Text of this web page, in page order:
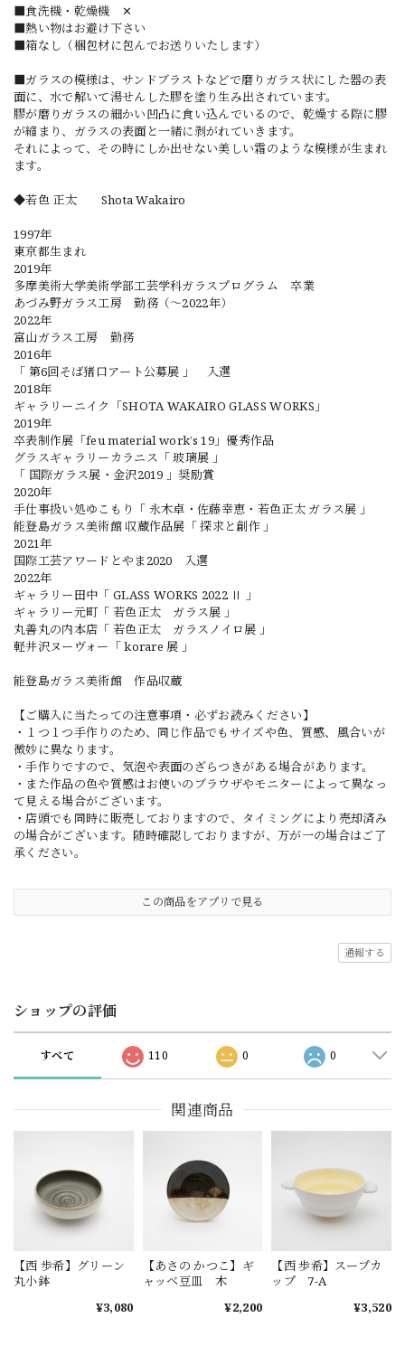
■食洗機・乾燥機 ✕
■熱い物はお避け下さい
■箱なし（梱包材に包んでお送りいたします）
■ガラスの模様は、サンドブラストなどで磨りガラス状にした器の表
面に、水で解いて湯せんした膠を塗り生み出されています。
膠が磨りガラスの細かい凹凸に食い込んでいるので、乾燥する際に膠
が縮まり、ガラスの表面と一緒に剥がれていきます。
それによって、その時にしか出せない美しい霜のような模様が生まれ
ます。
◆若色 正太 Shota Wakairo
1997年
東京都生まれ
2019年
多摩美術大学美術学部工芸学科ガラスプログラム 卒業
あづみ野ガラス工房 勤務（～2022年）
2022年
富山ガラス工房 勤務
2016年
「 第6回そば猪口アート公募展 」 入選
2018年
ギャラリーニイク「SHOTA WAKAIRO GLASS WORKS」
2019年
卒表制作展「feu material work’s 19」優秀作品
グラスギャラリーカラニス「 玻璃展 」
「 国際ガラス展・金沢2019 」奨励賞
2020年
手仕事扱い処ゆこもり「 永木卓・佐藤幸恵・若色正太 ガラス展 」
能登島ガラス美術館 収蔵作品展「 探求と創作 」
2021年
国際工芸アワードとやま2020 入選
2022年
ギャラリー田中「 GLASS WORKS 2022 Ⅱ 」
ギャラリー元町「 若色正太 ガラス展 」
丸善丸の内本店「 若色正太 ガラスノイロ展 」
軽井沢ヌーヴォー「 korare 展 」
能登島ガラス美術館 作品収蔵
【ご購入に当たっての注意事項・必ずお読みください】
・１つ１つ手作りのため、同じ作品でもサイズや色、質感、風合いが
微妙に異なります。
・手作りですので、気泡や表面のざらつきがある場合があります。
・また作品の色や質感はお使いのブラウザやモニターによって異なっ
て見える場合がございます。
・店頭でも同時に販売しておりますので、タイミングにより売却済み
の場合がございます。随時確認しておりますが、万が一の場合はご了
承ください。
この商品をアプリで見る
通報する
ショップの評価
すべて 110 0 0
関連商品
【西 歩希】グリーン
丸小鉢
¥3,080
【あさの かつこ】ギ
ャッベ豆皿 木
¥2,200
【西 歩希】スープカ
ップ 7-A
¥3,520